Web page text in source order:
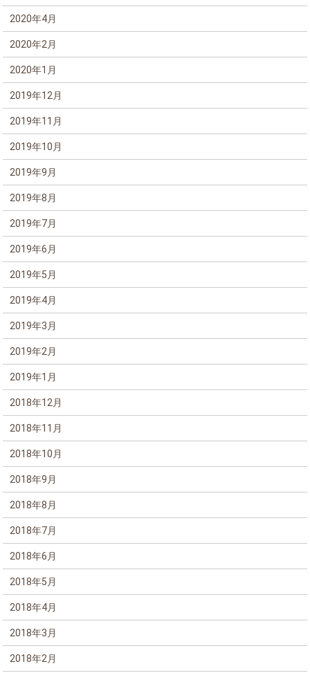
2020年4月
2020年2月
2020年1月
2019年12月
2019年11月
2019年10月
2019年9月
2019年8月
2019年7月
2019年6月
2019年5月
2019年4月
2019年3月
2019年2月
2019年1月
2018年12月
2018年11月
2018年10月
2018年9月
2018年8月
2018年7月
2018年6月
2018年5月
2018年4月
2018年3月
2018年2月